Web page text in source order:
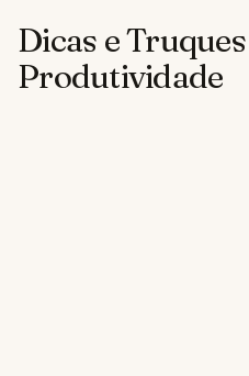
Dicas e
Produtividade